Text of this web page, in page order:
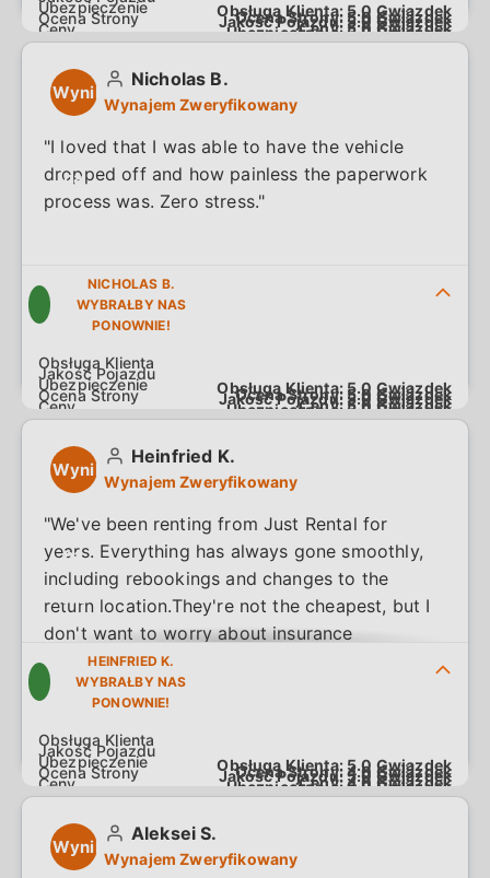
Obsługa Klienta: 5.0 Gwiazdek
Jakość Pojazdu: 5.0 Gwiazdek
Ubezpieczenie: 5.0 Gwiazdek
Ocena Strony: 5.0 Gwiazdek
Ceny: 5.0 Gwiazdek
Wynik
5.0
na
Nicholas B.
Wynajem Zweryfikowany
"I loved that I was able to have the vehicle
dropped off and how painless the paperwork
process was. Zero stress."
NICHOLAS B.
WYBRAŁBY NAS
PONOWNIE!
Obsługa Klienta: 5.0 Gwiazdek
Jakość Pojazdu: 5.0 Gwiazdek
Ubezpieczenie: 5.0 Gwiazdek
Ocena Strony: 5.0 Gwiazdek
Ceny: 5.0 Gwiazdek
Wynik
4.7
na
5.0
Heinfried K.
Wynajem Zweryfikowany
"We've been renting from Just Rental for
years. Everything has always gone smoothly,
including rebookings and changes to the
return location.They're not the cheapest, but I
don't want to worry about insurance
coverage while on vacation. They seem like a
professional company. We'll definitely rent
HEINFRIED K.
WYBRAŁBY NAS
PONOWNIE!
Obsługa Klienta: 5.0 Gwiazdek
Jakość Pojazdu:5.0 Gwiazdek
Ubezpieczenie:5.0 Gwiazdek
Ocena Strony:4.0 Gwiazdek
Ceny:4.0 Gwiazdek
Wynik
Aleksei S.
Wynajem Zweryfikowany